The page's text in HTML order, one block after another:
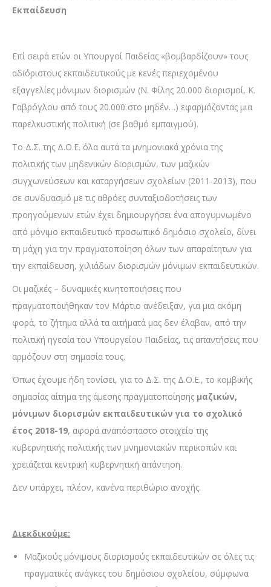
Εκπαίδευση
Επί σειρά ετών οι Υπουργοί Παιδείας «βομβαρδίζουν» τους
αδιόριστους εκπαιδευτικούς με κενές περιεχομένου
εξαγγελίες μόνιμων διορισμών (Ν. Φίλης 20.000 διορισμοί, Κ.
Γαβρόγλου από τους 20.000 στο μηδέν…) εφαρμόζοντας μια
παρελκυστικής πολιτική (σε βαθμό εμπαιγμού).
Το Δ.Σ. της Δ.Ο.Ε. όλα αυτά τα μνημονιακά χρόνια της
πολιτικής των μηδενικών διορισμών, των μαζικών
συγχωνεύσεων και καταργήσεων σχολείων (2011-2013), που
σε συνδυασμό με τις αθρόες συνταξιοδοτήσεις των
προηγούμενων ετών έχει δημιουργήσει ένα απογυμνωμένο
από μόνιμο εκπαιδευτικό προσωπικό δημόσιο σχολείο, δίνει
τη μάχη για την πραγματοποίηση όλων των απαραίτητων για
την εκπαίδευση, χιλιάδων διορισμών μόνιμων εκπαιδευτικών.
Οι μαζικές – δυναμικές κινητοποιήσεις που
πραγματοποιήθηκαν τον Μάρτιο ανέδειξαν, για μια ακόμη
φορά, το ζήτημα αλλά τα αιτήματά μας δεν έλαβαν, από την
πολιτική ηγεσία του Υπουργείου Παιδείας, τις απαντήσεις που
αρμόζουν στη σημασία τους.
Όπως έχουμε ήδη τονίσει, για το Δ.Σ. της Δ.Ο.Ε., το κομβικής
σημασίας αίτημα της άμεσης πραγματοποίησης μαζικών,
μόνιμων διορισμών εκπαιδευτικών για το σχολικό
έτος 2018-19, αφορά αναπόσπαστο στοιχείο της
κυβερνητικής πολιτικής των μνημονιακών περικοπών και
χρειάζεται κεντρική κυβερνητική απάντηση.
Δεν υπάρχει, πλέον, κανένα περιθώριο ανοχής.
Διεκδικούμε:
Μαζικούς μόνιμους διορισμούς εκπαιδευτικών σε όλες τις
πραγματικές ανάγκες του δημόσιου σχολείου, σύμφωνα